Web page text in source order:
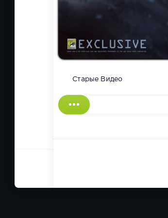
Старые Видео